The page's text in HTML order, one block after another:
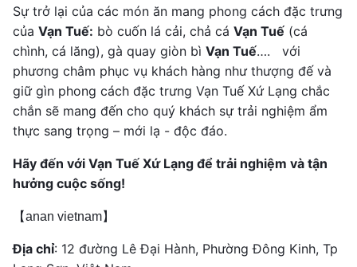
Sự trở lại của các món ăn mang phong cách đặc trưng
của Vạn Tuế: bò cuốn lá cải, chả cá Vạn Tuế (cá
chình, cá lăng), gà quay giòn bì Vạn Tuế…. với
phương châm phục vụ khách hàng như thượng đế và
giữ gìn phong cách đặc trưng Vạn Tuế Xứ Lạng chắc
chắn sẽ mang đến cho quý khách sự trải nghiệm ẩm
thực sang trọng – mới lạ - độc đáo.
Hãy đến với Vạn Tuế Xứ Lạng để trải nghiệm và tận
hưởng cuộc sống!
【anan vietnam】
Địa chỉ: 12 đường Lê Đại Hành, Phường Đông Kinh, Tp